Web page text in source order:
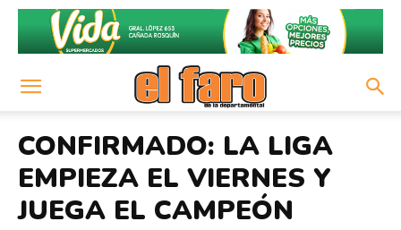
CONFIRMADO: LA LIGA
EMPIEZA EL VIERNES Y
JUEGA EL CAMPEÓN